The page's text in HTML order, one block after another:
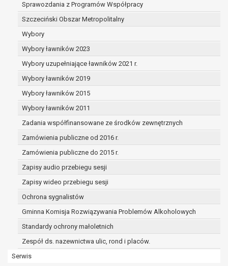
Sprawozdania z Programów Współpracy
Szczeciński Obszar Metropolitalny
Wybory
Wybory ławników 2023
Wybory uzupełniające ławników 2021 r.
Wybory ławników 2019
Wybory ławników 2015
Wybory ławników 2011
Zadania współfinansowane ze środków zewnętrznych
Zamówienia publiczne od 2016 r.
Zamówienia publiczne do 2015 r.
Zapisy audio przebiegu sesji
Zapisy wideo przebiegu sesji
Ochrona sygnalistów
Gminna Komisja Rozwiązywania Problemów Alkoholowych
Standardy ochrony małoletnich
Zespół ds. nazewnictwa ulic, rond i placów.
Serwis
osobowych, która jest podstawą
przetwarzania danych i nie ma innej
podstawy prawnej przetwarzania
dane osobowe przetwarzane są
niezgodnie z prawem,
dane osobowe muszą być usunięte w
celu wywiązania się z obowiązku
wynikającego z przepisów prawa;
prawo do żądania ograniczenia
przetwarzania danych osobowych na
podstawie art. 18 RODO, w przypadku gdy:
osoba, której dane dotyczą
kwestionuje prawidłowość danych
osobowych – na okres pozwalający
administratorowi sprawdzić
prawidłowość tych danych,
przetwarzanie danych jest niezgodne
z prawem, a osoba, której dane
dotyczą, sprzeciwia się usunięciu
danych, żądając w zamian ich
ograniczenia,